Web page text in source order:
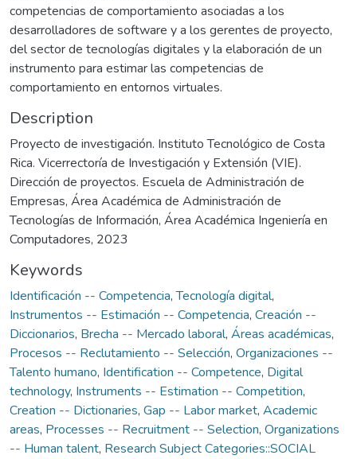
competencias de comportamiento asociadas a los
desarrolladores de software y a los gerentes de proyecto,
del sector de tecnologías digitales y la elaboración de un
instrumento para estimar las competencias de
comportamiento en entornos virtuales.
Description
Proyecto de investigación. Instituto Tecnológico de Costa
Rica. Vicerrectoría de Investigación y Extensión (VIE).
Dirección de proyectos. Escuela de Administración de
Empresas, Área Académica de Administración de
Tecnologías de Información, Área Académica Ingeniería en
Computadores, 2023
Keywords
Identificación -- Competencia,Tecnología digital,
Instrumentos -- Estimación -- Competencia, Creación --
Diccionarios, Brecha -- Mercado laboral, Áreas académicas,
Procesos -- Reclutamiento -- Selección, Organizaciones --
Talento humano, Identification -- Competence, Digital
technology, Instruments -- Estimation -- Competition,
Creation -- Dictionaries, Gap -- Labor market, Academic
areas, Processes -- Recruitment -- Selection, Organizations
-- Human talent, Research Subject Categories::SOCIAL